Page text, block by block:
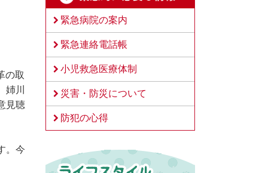
の取
川
見聴
。今
緊急病院の案内
緊急連絡電話帳
小児救急医療体制
災害・防災について
防犯の心得